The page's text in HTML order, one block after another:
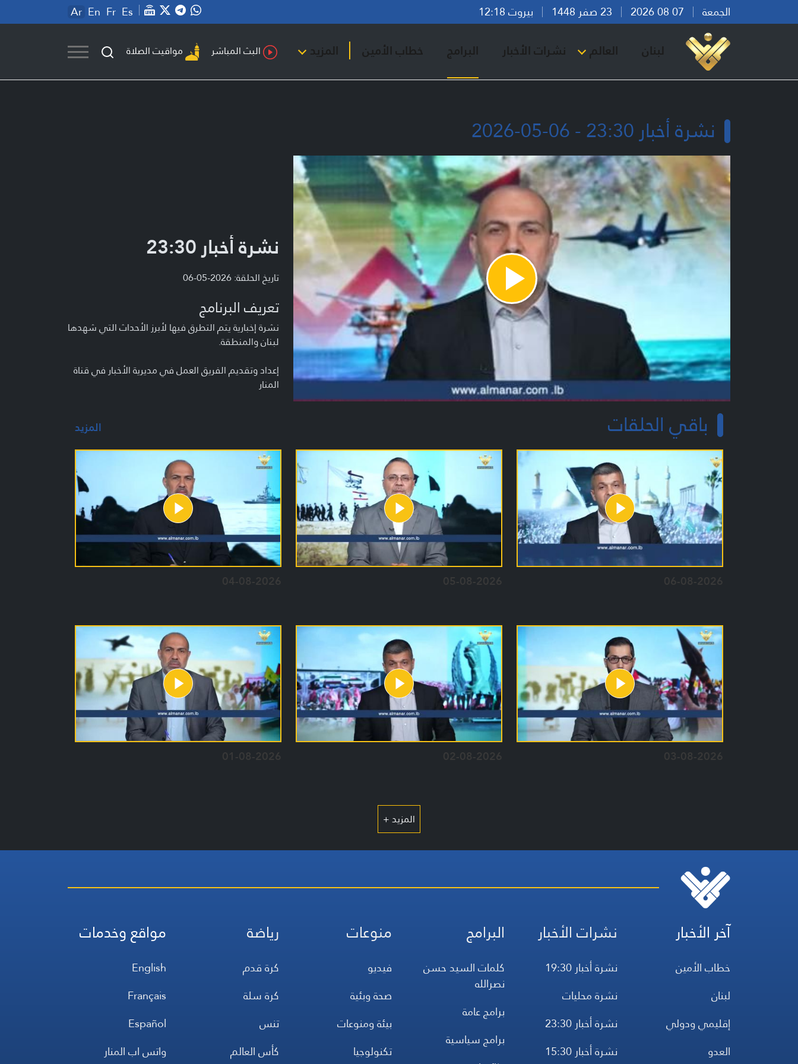
الجمعة بيروت 12:18 Ar En Fr Es
لبنان العالم نشرات الأخبار البرامج خطاب الأمين المزيد البث المباشر مواقيت الصلاة
نشرة أخبار 23:30 - 06-05-2026
Play
Video
نشرة أخبار 23:30
تاريخ الحلقة: 2026-05-06
تعريف البرنامج
نشرة إخبارية يتم التطرق فيها لأبرز الأحداث التي شهدها
لبنان والمنطقة.
إعداد وتقديم الفريق العمل في مديرية الأخبار في قناة
المنار
باقي الحلقات المزيد
06-08-2026
05-08-2026
04-08-2026
03-08-2026
02-08-2026
01-08-2026
المزيد +
آخر الأخبار
خطاب الأمين
لبنان
إقليمي ودولي
العدو
نشرات الأخبار
نشرة أخبار 19:30
نشرة محليات
نشرة أخبار 23:30
نشرة أخبار 15:30
البرامج
كلمات السيد حسن
نصرالله
برامج عامة
برامج سياسية
منوعات
فيديو
صحة وبئية
بيئة ومنوعات
تكنولوجيا
رياضة
كرة قدم
كرة سلة
تنس
كأس العالم
مواقع وخدمات
English
Français
Español
واتس اب المنار